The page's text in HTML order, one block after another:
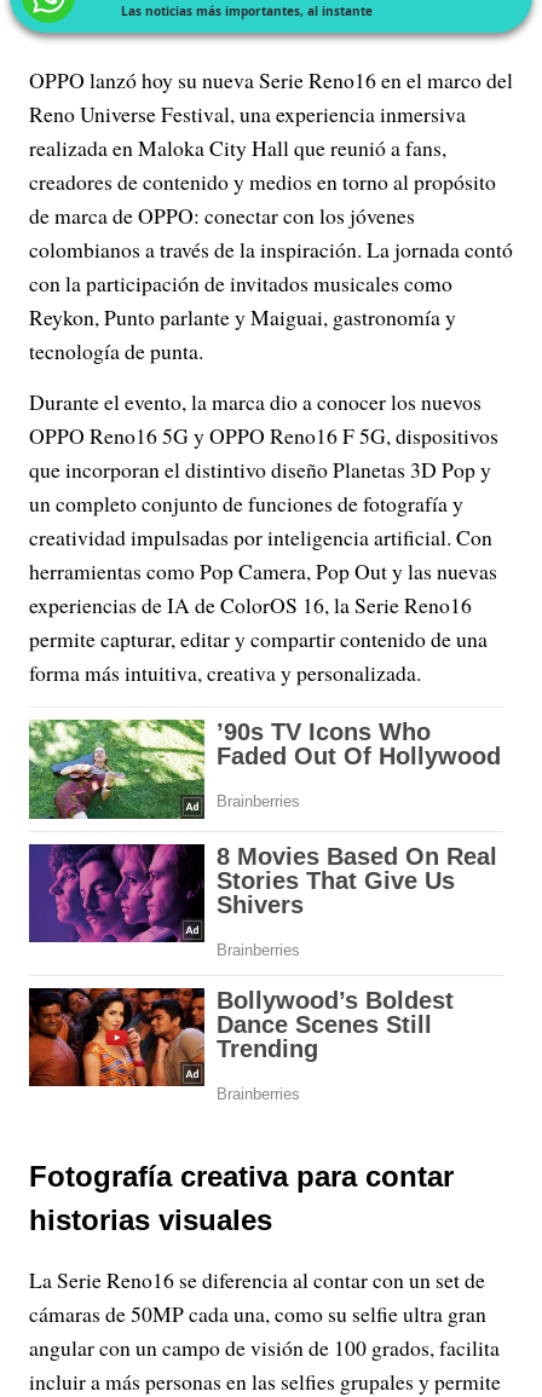
Las noticias más importantes, al instante
OPPO lanzó hoy su nueva Serie Reno16 en el marco del
Reno Universe Festival, una experiencia inmersiva
realizada en Maloka City Hall que reunió a fans,
creadores de contenido y medios en torno al propósito
de marca de OPPO: conectar con los jóvenes
colombianos a través de la inspiración. La jornada contó
con la participación de invitados musicales como
Reykon, Punto parlante y Maiguai, gastronomía y
tecnología de punta.
Durante el evento, la marca dio a conocer los nuevos
OPPO Reno16 5G y OPPO Reno16 F 5G, dispositivos
que incorporan el distintivo diseño Planetas 3D Pop y
un completo conjunto de funciones de fotografía y
creatividad impulsadas por inteligencia artificial. Con
herramientas como Pop Camera, Pop Out y las nuevas
experiencias de IA de ColorOS 16, la Serie Reno16
permite capturar, editar y compartir contenido de una
forma más intuitiva, creativa y personalizada.
Fotografía creativa para contar
historias visuales
La Serie Reno16 se diferencia al contar con un set de
cámaras de 50MP cada una, como su selfie ultra gran
angular con un campo de visión de 100 grados, facilita
incluir a más personas en las selfies grupales y permite